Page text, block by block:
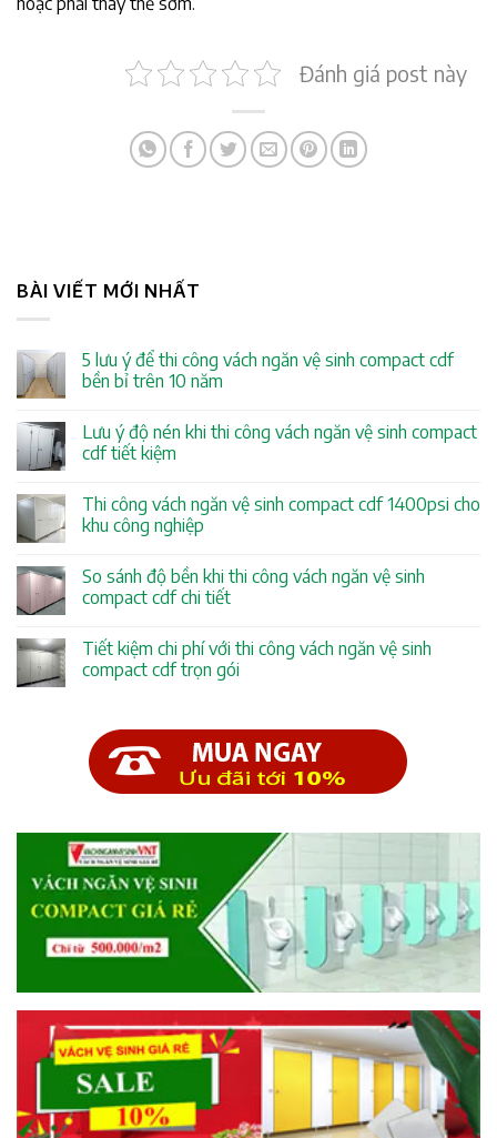
Đánh giá post này
BÀI VIẾT MỚI NHẤT
5 lưu ý để thi công vách ngăn vệ sinh compact cdf
bền bỉ trên 10 năm
Lưu ý độ nén khi thi công vách ngăn vệ sinh compact
cdf tiết kiệm
Thi công vách ngăn vệ sinh compact cdf 1400psi cho
khu công nghiệp
So sánh độ bền khi thi công vách ngăn vệ sinh
compact cdf chi tiết
Tiết kiệm chi phí với thi công vách ngăn vệ sinh
compact cdf trọn gói